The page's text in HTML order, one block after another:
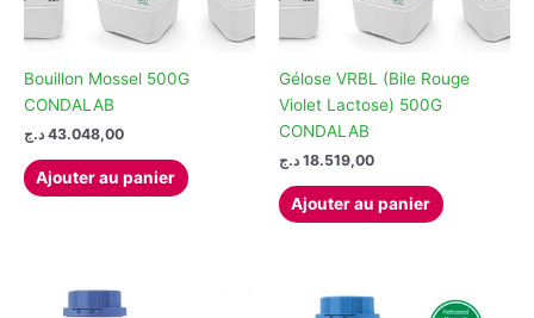
Bouillon Mossel 500G
CONDALAB
43.048,00 د.ج
Ajouter au panier
Gélose VRBL (Bile Rouge
Violet Lactose) 500G
CONDALAB
18.519,00 د.ج
Ajouter au panier